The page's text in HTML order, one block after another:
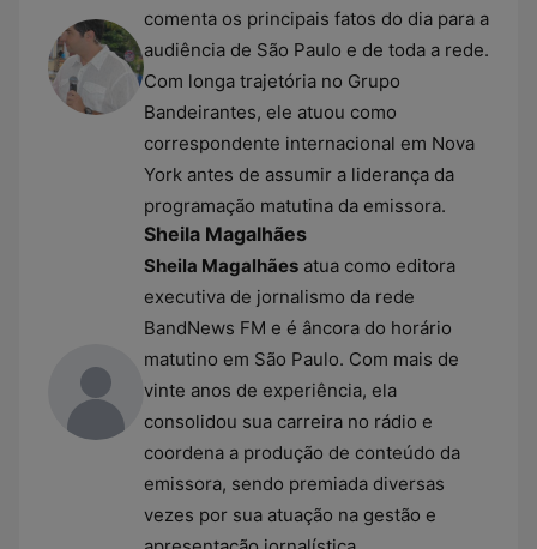
comenta os principais fatos do dia para a
audiência de São Paulo e de toda a rede.
Com longa trajetória no Grupo
Bandeirantes, ele atuou como
correspondente internacional em Nova
York antes de assumir a liderança da
programação matutina da emissora.
Sheila Magalhães
Sheila Magalhães atua como editora
executiva de jornalismo da rede
BandNews FM e é âncora do horário
matutino em São Paulo. Com mais de
vinte anos de experiência, ela
consolidou sua carreira no rádio e
coordena a produção de conteúdo da
emissora, sendo premiada diversas
vezes por sua atuação na gestão e